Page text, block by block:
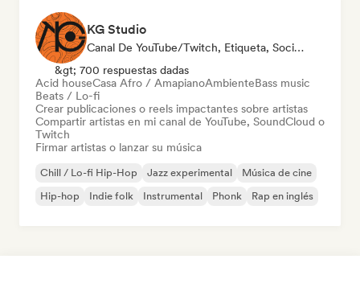
KG Studio
Canal De YouTube/Twitch, Etiqueta, Social Media Influencer
&gt; 700 respuestas dadas
Acid houseCasa Afro / AmapianoAmbienteBass music
Beats / Lo-fi
Crear publicaciones o reels impactantes sobre artistas
Compartir artistas en mi canal de YouTube, SoundCloud o
Twitch
Firmar artistas o lanzar su música
Chill / Lo-fi Hip-Hop Jazz experimental
Música de cine
Hip-hop
Indie folk Instrumental Phonk Rap en inglés